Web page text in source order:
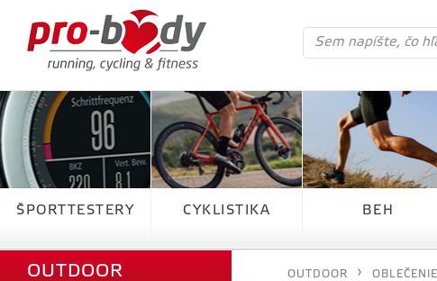
ŠPORTTESTERY CYKLISTIKA BEH
OUTDOOR OUTDOOR OBLEČENIE